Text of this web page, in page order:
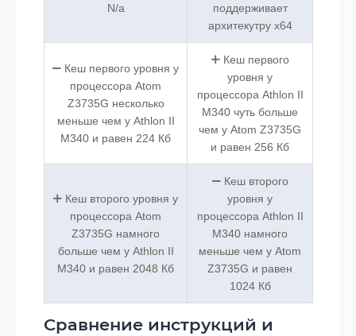
N/a
поддерживает
архитекутру x64
Кеш первого уровня у
процессора Atom
Z3735G несколько
меньше чем у Athlon II
M340 и равен 224 Кб
Кеш первого
уровня у
процессора Athlon II
M340 чуть больше
чем у Atom Z3735G
и равен 256 Кб
Кеш второго уровня у
процессора Atom
Z3735G намного
больше чем у Athlon II
M340 и равен 2048 Кб
Кеш второго
уровня у
процессора Athlon II
M340 намного
меньше чем у Atom
Z3735G и равен
1024 Кб
Сравнение инструкций и